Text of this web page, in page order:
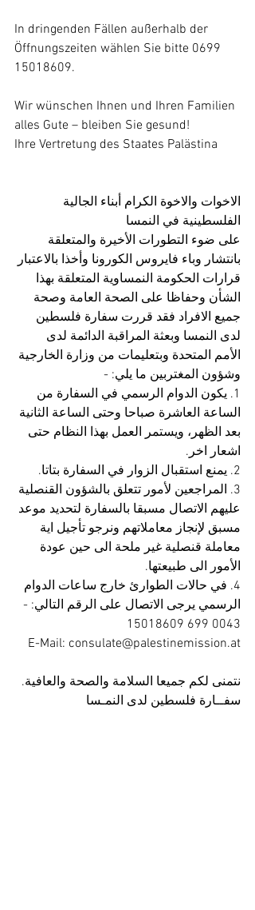
In dringenden Fällen außerhalb der
Öffnungszeiten wählen Sie bitte 0699
15018609.
Wir wünschen Ihnen und Ihren Familien
alles Gute – bleiben Sie gesund!
Ihre Vertretung des Staates Palästina
الاخوات والاخوة الكرام أبناء الجالية
الفلسطينية في النمسا
على ضوء التطورات الأخيرة والمتعلقة
بانتشار وباء فايروس الكورونا وأخذا بالاعتبار
قرارات الحكومة النمساوية المتعلقة بهذا
الشأن وحفاظا على الصحة العامة وصحة
جميع الافراد فقد قررت سفارة فلسطين
لدى النمسا وبعثة المراقبة الدائمة لدى
الأمم المتحدة وبتعليمات من وزارة الخارجية
وشؤون المغتربين ما يلي: -
1. يكون الدوام الرسمي في السفارة من
الساعة العاشرة صباحا وحتى الساعة الثانية
بعد الظهر، ويستمر العمل بهذا النظام حتى
اشعار اخر.
2. يمنع استقبال الزوار في السفارة بتاتا.
3. المراجعين لأمور تتعلق بالشؤون القنصلية
عليهم الاتصال مسبقا بالسفارة لتحديد موعد
مسبق لإنجاز معاملاتهم ونرجو تأجيل اية
معاملة قنصلية غير ملحة الى حين عودة
الأمور الى طبيعتها.
4. في حالات الطوارئ خارج ساعات الدوام
الرسمي يرجى الاتصال على الرقم التالي: -
0043 699 15018609
نتمنى لكم جميعا السلامة والصحة والعافية.
سفــارة فلسطين لدى النمـسا